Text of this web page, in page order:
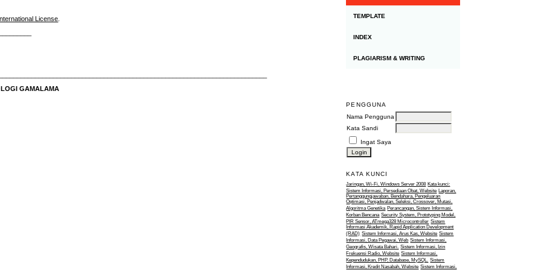
TEMPLATE
INDEX
PLAGIARISM & WRITING
PENGGUNA
Nama Pengguna
Kata Sandi
Ingat Saya
KATA KUNCI
Jaringan, Wi-Fi, Windows Server 2008 Kata kunci:
Sistem Informasi, Persediaan Obat, Website Laporan,
Pertanggungjawaban, Bendahara, Pengeluaran
Optimasi, Penjadwalan, Seleksi, Crossover, Mutasi,
Algoritma Genetika Perancangan, Sistem Informasi,
Korban Bencana Security System, Prototyping Model,
PIR Sensor, ATmega328 Microcontroller Sistem
Informasi Akademik, Rapid Application Development
(RAD) Sistem Informasi, Arus Kas, Website Sistem
Informasi, Data Pegawai, Web Sistem Informasi,
Geografis, Wisata Bahari. Sistem Informasi, Izin
Frekuensi Radio, Website Sistem Informasi,
Kependudukan, PHP, Database, MySQL. Sistem
Informasi, Kredit Nasabah, Website Sistem Informasi,
License
GAMALAMA